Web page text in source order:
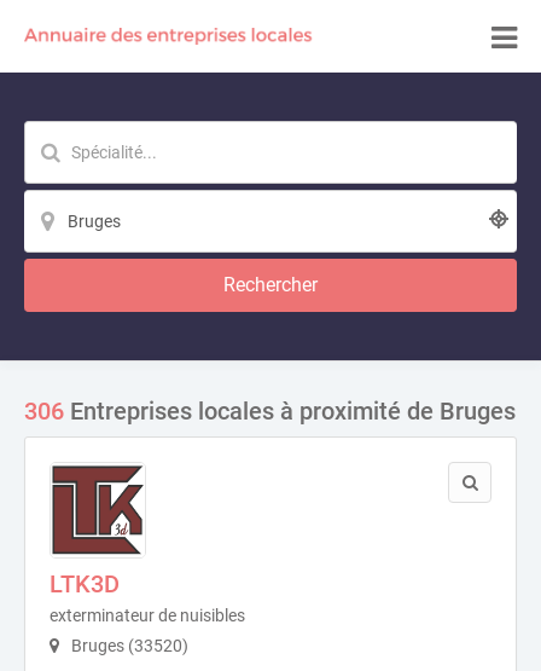
Rechercher
306 Entreprises locales à proximité de Bruges
LTK3D
exterminateur de nuisibles
Bruges (33520)